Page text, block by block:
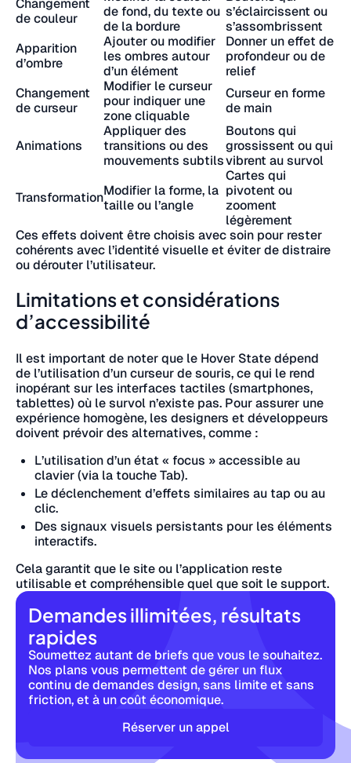
Changement
de couleur
de fond, du texte ou
de la bordure
s’éclaircissent ou
s’assombrissent
Apparition
d’ombre
Ajouter ou modifier
les ombres autour
d’un élément
Donner un effet de
profondeur ou de
relief
Changement
de curseur
Modifier le curseur
pour indiquer une
zone cliquable
Curseur en forme
de main
Animations
Appliquer des
transitions ou des
mouvements subtils
Boutons qui
grossissent ou qui
vibrent au survol
TransformationModifier la forme, la
taille ou l’angle
Cartes qui
pivotent ou
zooment
légèrement
Ces effets doivent être choisis avec soin pour rester
cohérents avec l’identité visuelle et éviter de distraire
ou dérouter l’utilisateur.
Limitations et considérations
d’accessibilité
Il est important de noter que le Hover State dépend
de l’utilisation d’un curseur de souris, ce qui le rend
inopérant sur les interfaces tactiles (smartphones,
tablettes) où le survol n’existe pas. Pour assurer une
expérience homogène, les designers et développeurs
doivent prévoir des alternatives, comme :
L’utilisation d’un état « focus » accessible au
clavier (via la touche Tab).
Le déclenchement d’effets similaires au tap ou au
clic.
Des signaux visuels persistants pour les éléments
interactifs.
Cela garantit que le site ou l’application reste
utilisable et compréhensible quel que soit le support.
Demandes illimitées, résultats
rapides
Soumettez autant de briefs que vous le souhaitez.
Nos plans vous permettent de gérer un flux
continu de demandes design, sans limite et sans
friction, et à un coût économique.
Réserver un appel